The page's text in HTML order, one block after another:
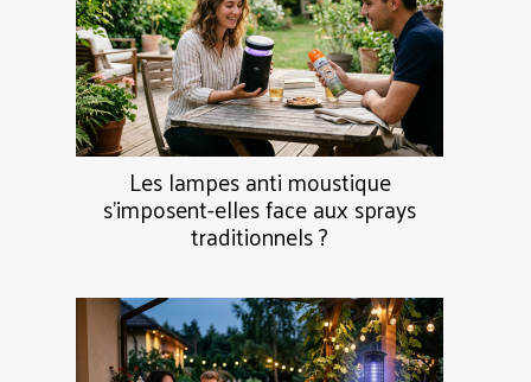
Les lampes anti moustique
s’imposent-elles face aux sprays
traditionnels ?